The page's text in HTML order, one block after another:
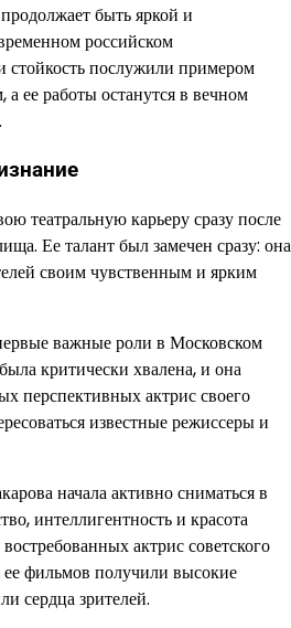
быть яркой и
российском
стойкость послужили примером
ее работы останутся в вечном
театральную карьеру сразу после
Ее талант был замечен сразу: она
своим чувственным и ярким
важные роли в Московском
критически хвалена, и она
перспективных актрис своего
известные режиссеры и
начала активно сниматься в
интеллигентность и красота
актрис советского
фильмов получили высокие
сердца зрителей.